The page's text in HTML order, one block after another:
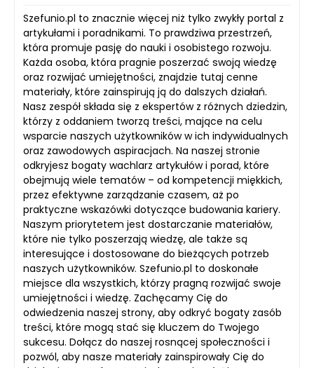
Szefunio.pl to znacznie więcej niż tylko zwykły portal z
artykułami i poradnikami. To prawdziwa przestrzeń,
która promuje pasję do nauki i osobistego rozwoju.
Każda osoba, która pragnie poszerzać swoją wiedzę
oraz rozwijać umiejętności, znajdzie tutaj cenne
materiały, które zainspirują ją do dalszych działań.
Nasz zespół składa się z ekspertów z różnych dziedzin,
którzy z oddaniem tworzą treści, mające na celu
wsparcie naszych użytkowników w ich indywidualnych
oraz zawodowych aspiracjach. Na naszej stronie
odkryjesz bogaty wachlarz artykułów i porad, które
obejmują wiele tematów – od kompetencji miękkich,
przez efektywne zarządzanie czasem, aż po
praktyczne wskazówki dotyczące budowania kariery.
Naszym priorytetem jest dostarczanie materiałów,
które nie tylko poszerzają wiedzę, ale także są
interesujące i dostosowane do bieżących potrzeb
naszych użytkowników. Szefunio.pl to doskonałe
miejsce dla wszystkich, którzy pragną rozwijać swoje
umiejętności i wiedzę. Zachęcamy Cię do
odwiedzenia naszej strony, aby odkryć bogaty zasób
treści, które mogą stać się kluczem do Twojego
sukcesu. Dołącz do naszej rosnącej społeczności i
pozwól, aby nasze materiały zainspirowały Cię do